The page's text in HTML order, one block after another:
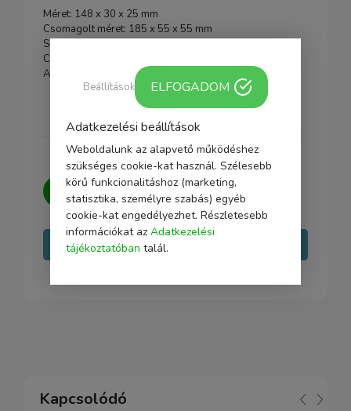
Méret: 148 x 30 x 25 mm
Csomagolt méret: 185 x 55 x 55 mm
Súly: 75g±5g
Csomagolt súly: 117g±5g
Anyag: alumínium ötvözet, NBR szivacs
Kérdésed van?Írj nekünk, igyekszünk
minden kérdésedre választ adni.
Írj nekünk
Kapcsolódó
Adatkezelési beállítások
Weboldalunk az alapvető működéshez
szükséges cookie-kat használ. Szélesebb
körű funkcionalitáshoz (marketing,
statisztika, személyre szabás) egyéb
cookie-kat engedélyezhet. Részletesebb
információkat az Adatkezelési
tájékoztatóban talál.
Beállítások ELFOGADOM